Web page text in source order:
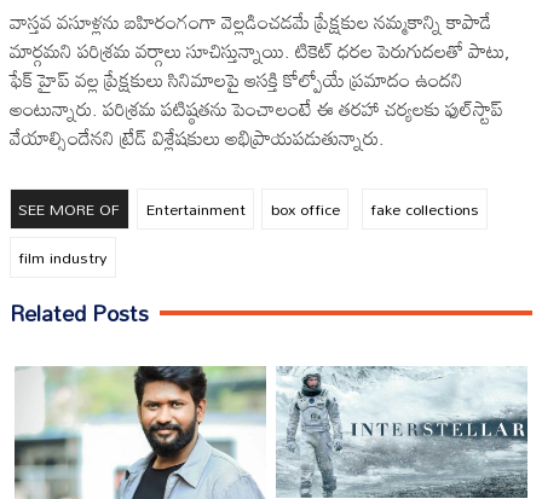
వాస్తవ వసూళ్లను బహిరంగంగా వెల్లడించడమే ప్రేక్షకుల నమ్మకాన్ని కాపాడే
మార్గమని పరిశ్రమ వర్గాలు సూచిస్తున్నాయి. టికెట్ ధరల పెరుగుదలతో పాటు,
ఫేక్ హైప్ వల్ల ప్రేక్షకులు సినిమాలపై ఆసక్తి కోల్పోయే ప్రమాదం ఉందని
అంటున్నారు. పరిశ్రమ పటిష్ఠతను పెంచాలంటే ఈ తరహా చర్యలకు ఫుల్‌స్టాప్
వేయాల్సిందేనని ట్రేడ్ విశ్లేషకులు అభిప్రాయపడుతున్నారు.
SEE MORE OF Entertainment box office
fake collections
film industry
Related Posts